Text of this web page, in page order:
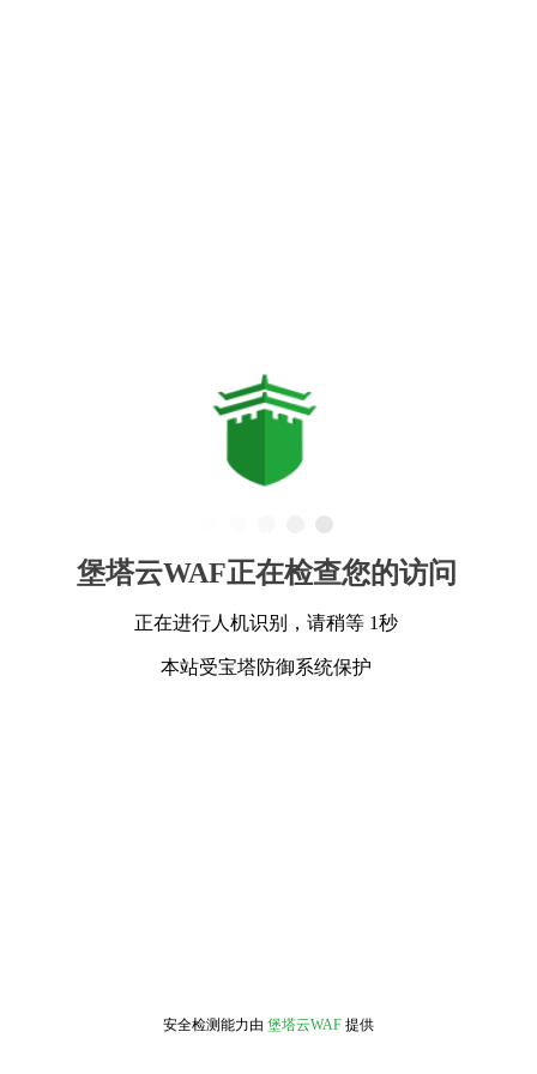
堡塔云WAF正在检查您的访问
正在进行人机识别，请稍等 1秒
本站受宝塔防御系统保护
安全检测能力由 堡塔云WAF 提供